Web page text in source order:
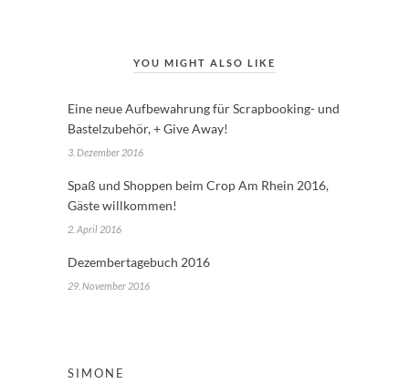
YOU MIGHT ALSO LIKE
Eine neue Aufbewahrung für Scrapbooking- und
Bastelzubehör, + Give Away!
3. Dezember 2016
Spaß und Shoppen beim Crop Am Rhein 2016,
Gäste willkommen!
2. April 2016
Dezembertagebuch 2016
29. November 2016
SIMONE